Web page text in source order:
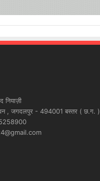
नियाज़ी
, जगदलपुर - 494001 बस्तर ( छ.ग. )